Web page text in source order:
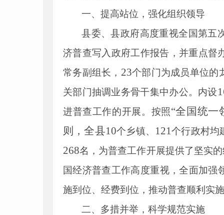
一、提高站位，强化组织领导
县委、县政府高度重视全国第五
济普查写入政府工作报告，并重点督
常务副组长， 23个部门为成员单位的
关部门抽调业务骨干集中办公。内设
进普查工作的开展。按照“全国统一
则，全县10个乡镇、 121个行政村均
268名，为普查工作开展提供了坚实
国经济普查工作高度重视，全面加
施到位、经费到位，推动普查顺利实
二、多措并举，科学规范实施